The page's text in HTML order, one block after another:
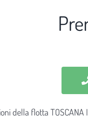
della flotta TOSCANA